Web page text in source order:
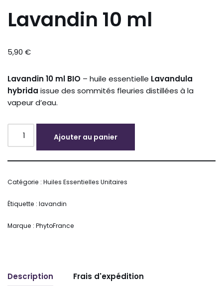
Lavandin 10 ml
5,90 €
Lavandin 10 ml BIO – huile essentielle Lavandula
hybrida issue des sommités fleuries distillées à la
vapeur d’eau.
Ajouter au panier
Catégorie : Huiles Essentielles Unitaires
Étiquette : lavandin
Marque : PhytoFrance
Description
Frais d'expédition